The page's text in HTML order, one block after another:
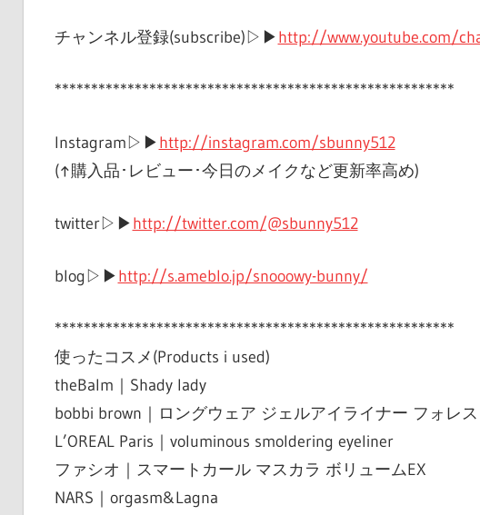
チャンネル登録(subscribe)▷▶︎http://www.youtube.com/
*******************************************************
Instagram▷▶︎http://instagram.com/sbunny512
(↑購入品･レビュー･今日のメイクなど更新率高め)
twitter▷▶︎http://twitter.com/@sbunny512
blog▷▶︎http://s.ameblo.jp/snooowy-bunny/
*******************************************************
使ったコスメ(Products i used)
theBalm｜Shady lady
bobbi brown｜ロングウェア ジェルアイライナー フォレ
L’OREAL Paris｜voluminous smoldering eyeliner
ファシオ｜スマートカール マスカラ ボリュームEX
NARS｜orgasm&Lagna